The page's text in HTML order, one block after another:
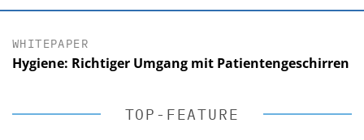
WHITEPAPER
Hygiene: Richtiger Umgang mit Patientengeschirren
TOP-FEATURE